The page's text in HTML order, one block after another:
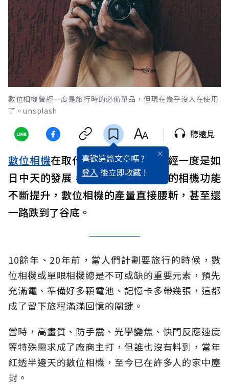
數位相機曾經一度是旅行時的必備單品，但現在幾乎沒人在使用
了。unsplash
喜歡這篇文章嗎 ?
登入 後立即收藏 !
聽遠見
數位相機在取代底片相機以後，曾經一度是如
日中天的發展，但隨著智慧型手機 的相機功能
不斷提升，數位相機的產量直接腰斬，甚至還
一路跌到了谷底。
10餘年、20年前，當人們計劃要旅行的時候，數
位相機或單眼相機總是不可或缺的重要元素，預先
充滿電、準備好多顆電池、記憶卡多帶幾張，這都
成了留下旅程滿滿回憶的關鍵。
當時，高畫質、防手震、光學變焦、快門反應速度
等特殊需求成了廠商主打，但誰也沒有料到，當年
紅透半邊天的數位相機，至今已在許多人的家中塵
封。